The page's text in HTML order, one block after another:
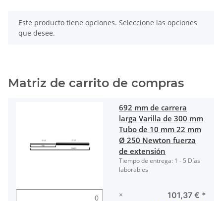
x
Este producto tiene opciones. Seleccione las opciones
que desee.
Matriz de carrito de compras
692 mm de carrera
larga Varilla de 300 mm
Tubo de 10 mm 22 mm
Ø 250 Newton fuerza
de extensión
Tiempo de entrega: 1 - 5 Días
laborables
× 101,37 € *